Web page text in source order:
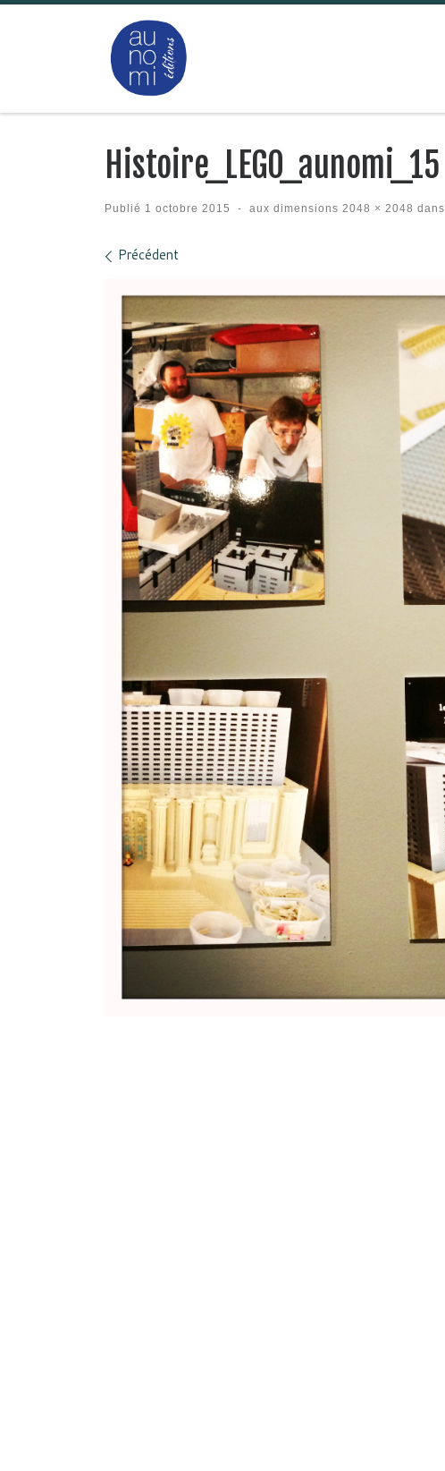
Passer au contenu
Histoire_LEGO_aunomi_15
Publié 1 octobre 2015 - aux dimensions 2048 × 2048 dans
Navigation des images
Précédent